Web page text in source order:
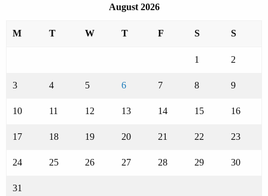
August 2026
M T W T F S S
1 2
3 4 5 6 7 8 9
10 11 12 13 14 15 16
17 18 19 20 21 22 23
24 25 26 27 28 29 30
31